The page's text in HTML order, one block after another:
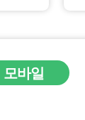
모바일